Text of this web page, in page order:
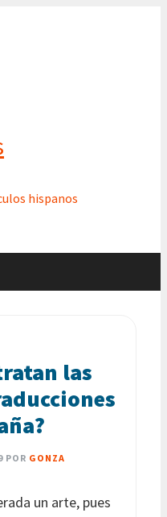
hispanos
las
POR GONZA
un arte, pues